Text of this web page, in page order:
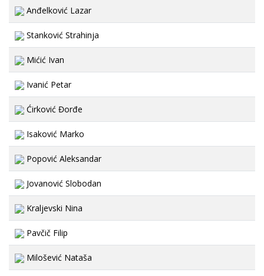
Anđelković Lazar
Stanković Strahinja
Mićić Ivan
Ivanić Petar
Ćirković Đorđe
Isaković Marko
Popović Aleksandar
Jovanović Slobodan
Kraljevski Nina
Pavčič Filip
Milošević Nataša